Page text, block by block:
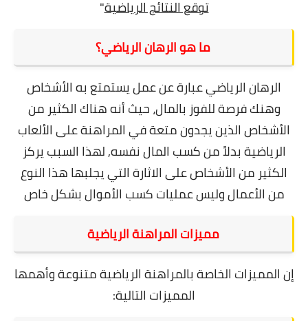
توقع النتائج الرياضية"
ما هو الرهان الرياضي؟
الرهان الرياضي عبارة عن عمل يستمتع به الأشخاص
وهنك فرصة للفوز بالمال، حيث أنه هناك الكثير من
الأشخاص الذين يجدون متعة في المراهنة على الألعاب
الرياضية بدلاً من كسب المال نفسه,لهذا السبب يركز
الكثير من الأشخاص على الاثارة التي يجلبها هذا النوع
من الأعمال وليس عمليات كسب الأموال بشكل خاص
مميزات المراهنة الرياضية
إن المميزات الخاصة بالمراهنة الرياضية متنوعة وأهمها
المميزات التالية: